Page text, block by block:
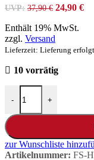
UVP: 37,90€ 24,90 €
Enthält 19% MwSt.
zzgl. Versand
Lieferzeit: Lieferung
10 vorrätig
- +
zur Wunschliste
Artikelnummer: FS-